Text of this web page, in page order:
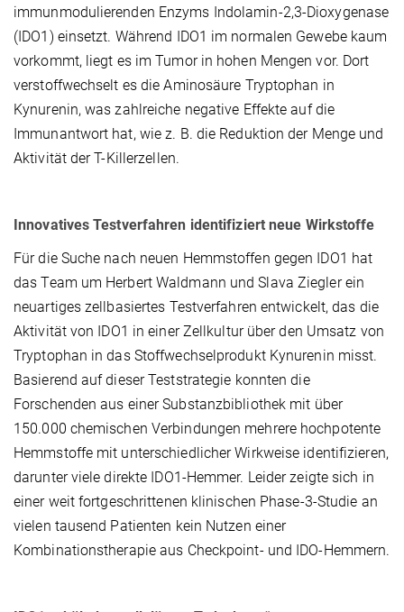
immunmodulierenden Enzyms Indolamin-2,3-Dioxygenase
(IDO1) einsetzt. Während IDO1 im normalen Gewebe kaum
vorkommt, liegt es im Tumor in hohen Mengen vor. Dort
verstoffwechselt es die Aminosäure Tryptophan in
Kynurenin, was zahlreiche negative Effekte auf die
Immunantwort hat, wie z. B. die Reduktion der Menge und
Aktivität der T-Killerzellen.
Innovatives Testverfahren identifiziert neue Wirkstoffe
Für die Suche nach neuen Hemmstoffen gegen IDO1 hat
das Team um Herbert Waldmann und Slava Ziegler ein
neuartiges zellbasiertes Testverfahren entwickelt, das die
Aktivität von IDO1 in einer Zellkultur über den Umsatz von
Tryptophan in das Stoffwechselprodukt Kynurenin misst.
Basierend auf dieser Teststrategie konnten die
Forschenden aus einer Substanzbibliothek mit über
150.000 chemischen Verbindungen mehrere hochpotente
Hemmstoffe mit unterschiedlicher Wirkweise identifizieren,
darunter viele direkte IDO1-Hemmer. Leider zeigte sich in
einer weit fortgeschrittenen klinischen Phase-3-Studie an
vielen tausend Patienten kein Nutzen einer
Kombinationstherapie aus Checkpoint- und IDO-Hemmern.